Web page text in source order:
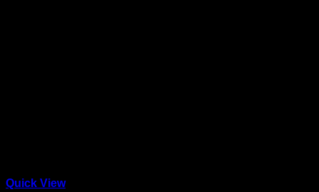
Quick View